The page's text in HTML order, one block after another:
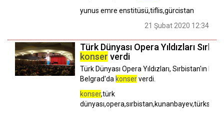
yunus emre enstitüsü,tiflis,gürcistan
21 Şubat 2020 12:34
Türk Dünyası Opera Yıldızları
konser verdi
Türk Dünyası Opera Yıldızları, Sırbistan'ın
Belgrad'da konserverdi.
konser,türk